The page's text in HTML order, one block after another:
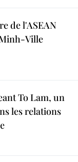
de l'ASEAN
Ville
To Lam, un
les relations